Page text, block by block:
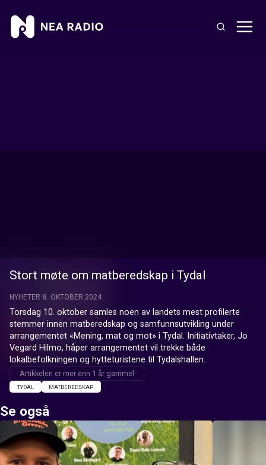
Stort møte om matberedskap i Tydal
NYHETER 8. OKTOBER 2024
Torsdag 10. oktober samles noen av landets mest profilerte
stemmer innen matberedskap og samfunnsutvikling under
arrangementet «Mening, mat og mot» i Tydal. Initiativtaker, Jo
Vegard Hilmo, håper arrangementet vil trekke både
lokalbefolkningen og hytteturistene til Tydalshallen.
Artikkelen er mer enn 1 år gammel
TYDAL MATBEREDSKAP
Se også